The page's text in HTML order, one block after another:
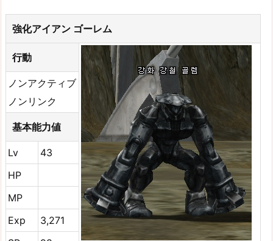
強化アイアン ゴーレム
行動
ノンアクティブ
ノンリンク
基本能力値
Lv
43
HP
MP
Exp
3,271